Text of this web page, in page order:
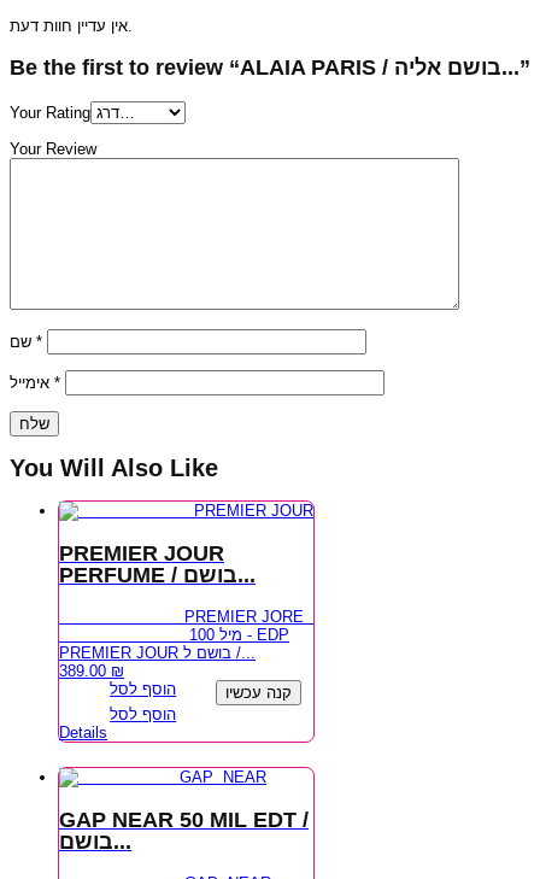
Be the first to review “ALAIA PARIS / בושם אליה...”
Your Rating
Your Review
*
*
You Will Also Like
PREMIER JOUR
PERFUME / בושם...
PREMIER JORE
100 מיל - EDP
PREMIER JOUR בושם ל /...
389.00 ₪
הוסף לסל
קנה עכשיו
הוסף לסל
Details
GAP NEAR 50 MIL EDT /
בושם...